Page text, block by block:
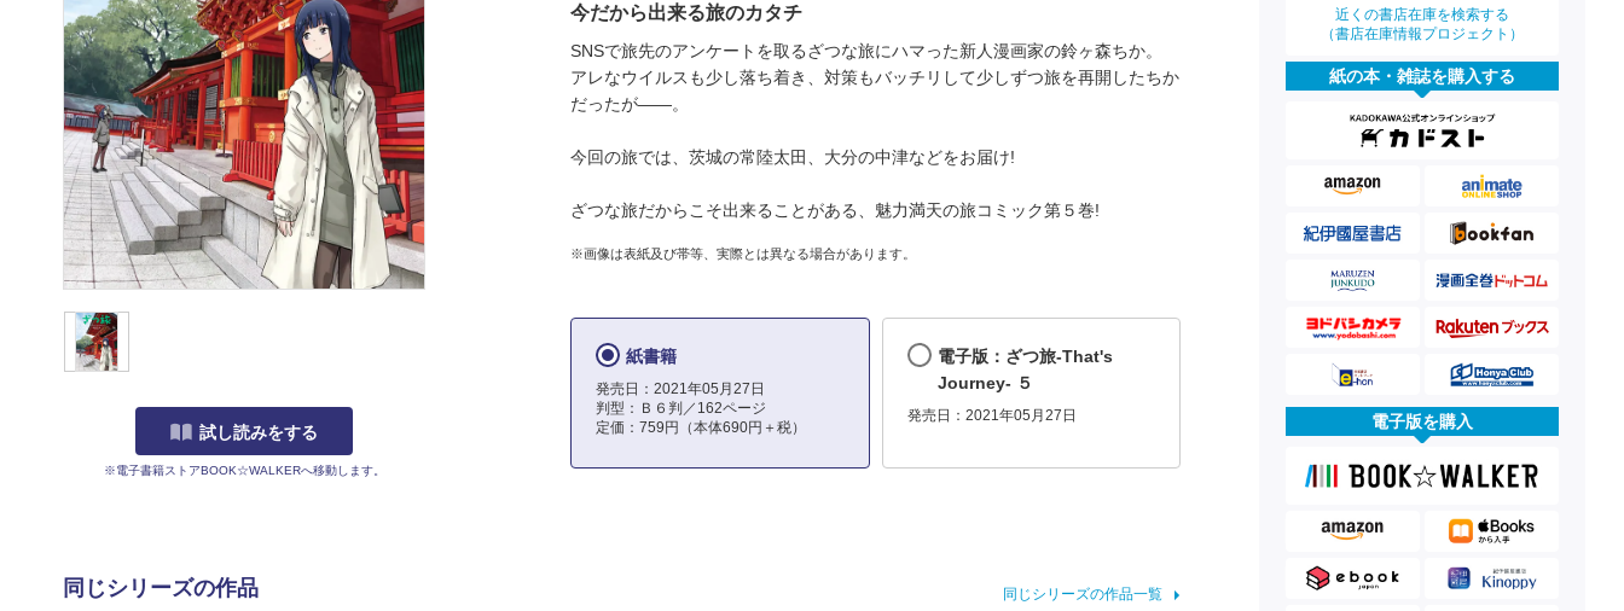
試し読みをする
※電子書籍ストアBOOK☆WALKERへ移動します。
今だから出来る旅のカタチ
SNSで旅先のアンケートを取るざつな旅にハマった新人漫画家の鈴ヶ森ちか。
アレなウイルスも少し落ち着き、対策もバッチリして少しずつ旅を再開したちか
だったが――。
今回の旅では、茨城の常陸太田、大分の中津などをお届け!
ざつな旅だからこそ出来ることがある、魅力満天の旅コミック第５巻!
※画像は表紙及び帯等、実際とは異なる場合があります。
紙書籍
発売日：2021年05月27日
判型：Ｂ６判／162ページ
定価：759円（本体690円＋税）
電子版：ざつ旅-That's
Journey- ５
発売日：2021年05月27日
同じシリーズの作品 同じシリーズの作品一覧
近くの書店在庫を検索する
（書店在庫情報プロジェクト）
紙の本・雑誌を購入する
電子版を購入